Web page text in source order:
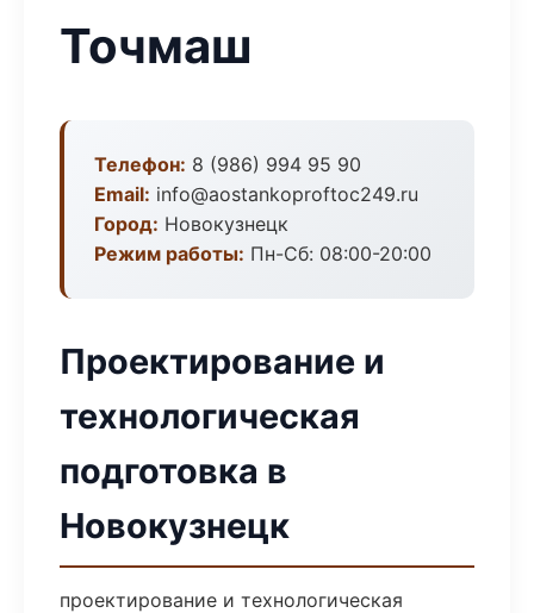
Точмаш
Телефон: 8 (986) 994 95 90
Email: info@aostankoproftoc249.ru
Город: Новокузнецк
Режим работы: Пн-Сб: 08:00-20:00
Проектирование и
технологическая
подготовка в
Новокузнецк
проектирование и технологическая